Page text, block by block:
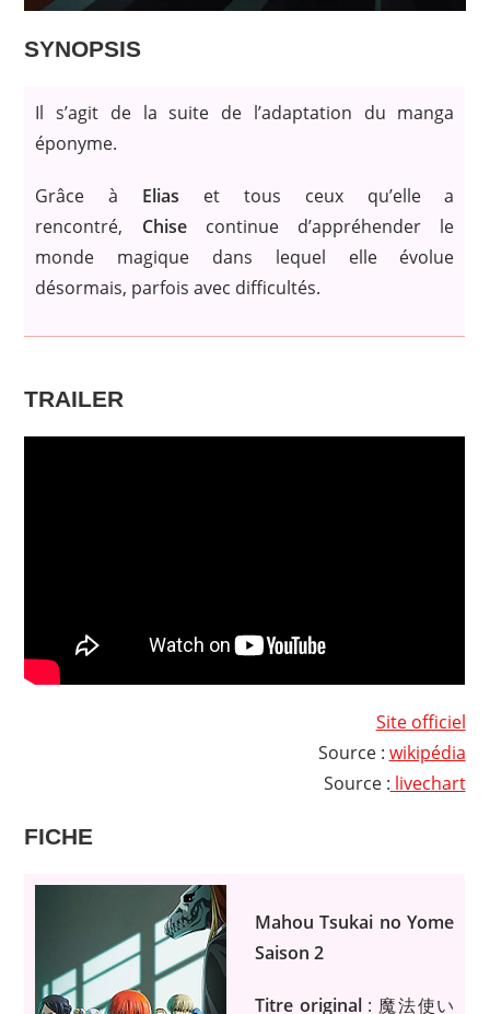
SYNOPSIS
Il s’agit de la suite de l’adaptation du manga
éponyme.
Grâce à Elias et tous ceux qu’elle a
rencontré, Chisecontinue d’appréhender le
monde magique dans lequel elle évolue
désormais, parfois avec difficultés.
TRAILER
Site officiel
Source : wikipédia
Source : livechart
FICHE
Mahou Tsukai no Yome
Saison 2
Titre original: 魔法使い